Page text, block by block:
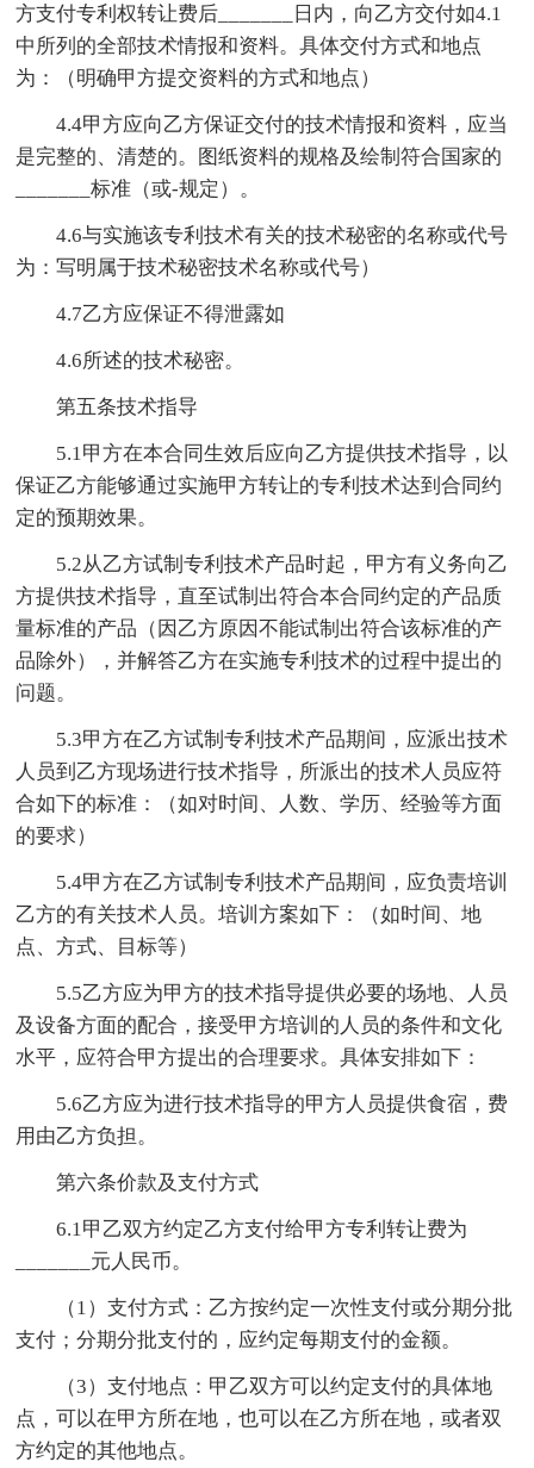
方支付专利权转让费后_______日内，向乙方交付如4.1
中所列的全部技术情报和资料。具体交付方式和地点
为：（明确甲方提交资料的方式和地点）
4.4甲方应向乙方保证交付的技术情报和资料，应当
是完整的、清楚的。图纸资料的规格及绘制符合国家的
_______标准（或-规定）。
4.6与实施该专利技术有关的技术秘密的名称或代号
为：写明属于技术秘密技术名称或代号）
4.7乙方应保证不得泄露如
4.6所述的技术秘密。
第五条技术指导
5.1甲方在本合同生效后应向乙方提供技术指导，以
保证乙方能够通过实施甲方转让的专利技术达到合同约
定的预期效果。
5.2从乙方试制专利技术产品时起，甲方有义务向乙
方提供技术指导，直至试制出符合本合同约定的产品质
量标准的产品（因乙方原因不能试制出符合该标准的产
品除外），并解答乙方在实施专利技术的过程中提出的
问题。
5.3甲方在乙方试制专利技术产品期间，应派出技术
人员到乙方现场进行技术指导，所派出的技术人员应符
合如下的标准：（如对时间、人数、学历、经验等方面
的要求）
5.4甲方在乙方试制专利技术产品期间，应负责培训
乙方的有关技术人员。培训方案如下：（如时间、地
点、方式、目标等）
5.5乙方应为甲方的技术指导提供必要的场地、人员
及设备方面的配合，接受甲方培训的人员的条件和文化
水平，应符合甲方提出的合理要求。具体安排如下：
5.6乙方应为进行技术指导的甲方人员提供食宿，费
用由乙方负担。
第六条价款及支付方式
6.1甲乙双方约定乙方支付给甲方专利转让费为
_______元人民币。
（1）支付方式：乙方按约定一次性支付或分期分批
支付；分期分批支付的，应约定每期支付的金额。
（3）支付地点：甲乙双方可以约定支付的具体地
点，可以在甲方所在地，也可以在乙方所在地，或者双
方约定的其他地点。